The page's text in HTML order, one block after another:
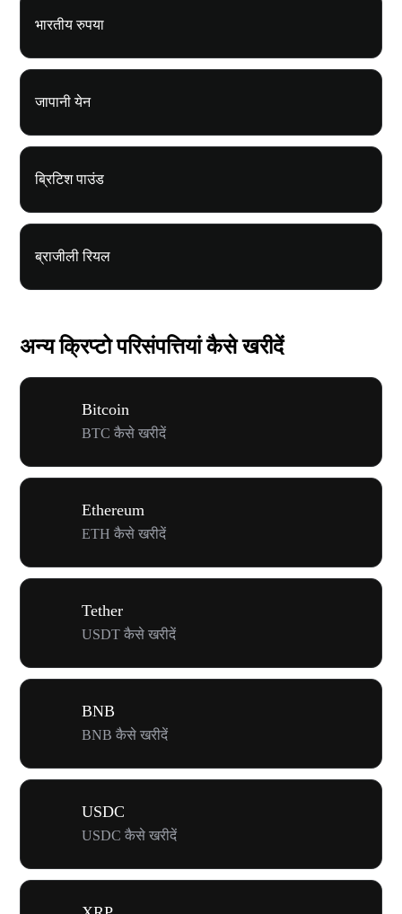
भारतीय रुपया
जापानी येन
ब्रिटिश पाउंड
ब्राजीली रियल
अन्य क्रिप्टो परिसंपत्तियां कैसे खरीदें
Bitcoin
BTC कैसे खरीदें
Ethereum
ETH कैसे खरीदें
Tether
USDT कैसे खरीदें
BNB
BNB कैसे खरीदें
USDC
USDC कैसे खरीदें